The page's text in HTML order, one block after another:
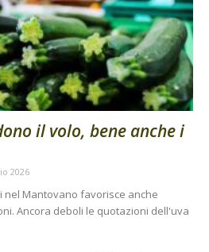
il volo, bene anche i
2026
nel Mantovano favorisce anche
Ancora deboli le quotazioni dell'uva